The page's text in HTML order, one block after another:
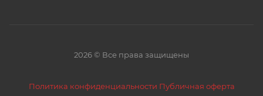
2026 © Все права защищены
Политика конфиденциальности Публичная оферта